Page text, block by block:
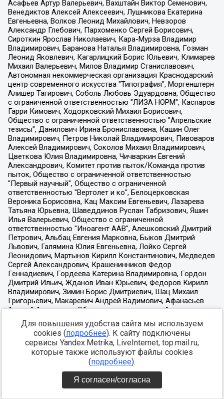
Для повышения удобства сайта мы используем
cookies (подробнее). К сайту подключены
сервисы Yandex.Metrika, LiveInternet, top.mail.ru,
которые также используют файлы cookies
(подробнее).
Я согласен/согласна